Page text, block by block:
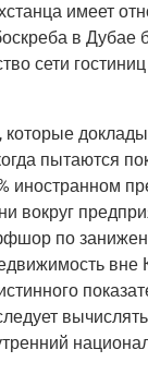
име­ет
в
сети
кото­рые
пыта­ют­ся
ино­стран­ном
вокруг
по
вне